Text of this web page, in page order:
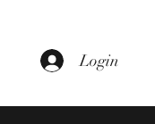
Login